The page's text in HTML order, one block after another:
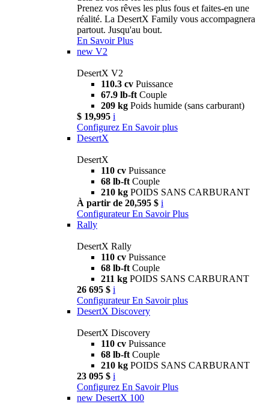
Prenez vos rêves les plus fous et faites-en une
réalité. La DesertX Family vous accompagnera
partout. Jusqu'au bout.
En Savoir Plus
new V2
DesertX V2
110.3 cv Puissance
67.9 lb-ft Couple
209 kg Poids humide (sans carburant)
$ 19,995 i
Configurez En Savoir plus
DesertX
DesertX
110 cv Puissance
68 lb-ft Couple
210 kg POIDS SANS CARBURANT
À partir de 20,595 $ i
Configurateur En Savoir Plus
Rally
DesertX Rally
110 cv Puissance
68 lb-ft Couple
211 kg POIDS SANS CARBURANT
26 695 $ i
Configurateur En Savoir plus
DesertX Discovery
DesertX Discovery
110 cv Puissance
68 lb-ft Couple
210 kg POIDS SANS CARBURANT
23 095 $ i
Configurez En Savoir Plus
new DesertX 100